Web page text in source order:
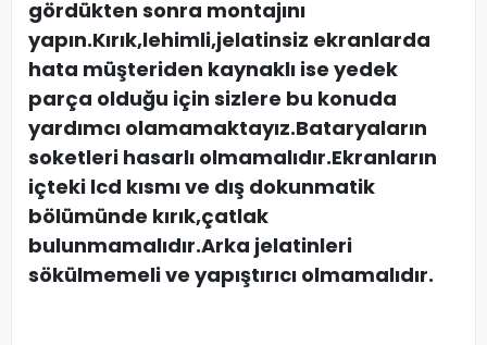
gördükten sonra montajını
yapın.Kırık,lehimli,jelatinsiz ekranlarda
hata müşteriden kaynaklı ise yedek
parça olduğu için sizlere bu konuda
yardımcı olamamaktayız.Bataryaların
soketleri hasarlı olmamalıdır.Ekranların
içteki lcd kısmı ve dış dokunmatik
bölümünde kırık,çatlak
bulunmamalıdır.Arka jelatinleri
sökülmemeli ve yapıştırıcı olmamalıdır.